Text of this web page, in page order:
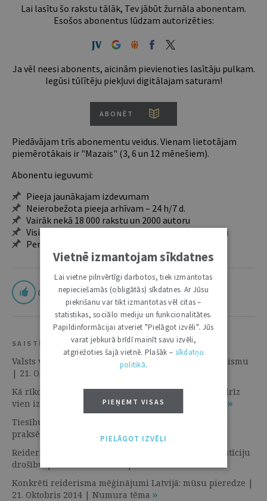
Lai lasītu šo rakstu tālāk, Tev jābūt žurnāla abonentam.
Esošos abonentus lūdzam autorizēties:
Ja vēl neesi abonents, aicinām pievienoties lasītāju pulkam.
Iegūsi tūlītēju piekļuvi digitālajam saturam!
ABONĒT
Piedāvājam trīs abonementu veidus. Vienam lietotājam
piemērotākais ir "Mazais" (3, 6 un 12 mēnešiem).
Abonentu ieguvumi:
Pieeja jaunākajam izdevumam
Neierobežota pieeja arhīvam – 24 h/7 d.
Vairāk nekā 18 000 rakstu un 2000 autoru
Visi tematiskie numuri un ikgadējie grāmatžurnāli
Personalizētās iespējas – piezīmes, citāti, mapes
0
SAISTĪTIE RESURSI
Valsts varas pārstāvji, juristi, uzņēmēji – pret reiderismu
| 21. Oktobris 2014 | Diskusija
Kā rīkoties, kad vienas nocirstas pūķa galvas vietā drīz
vien izaug citas | 21. Oktobris 2014 | Numura tēma
Tiesību normu reakcija uz reiderismu kā problēmu
praksē | 21. Oktobris 2014 | Numura tēma
Reiderisma ietekme uz Latvijas ekonomiku un investīciju
drošību | 21. Oktobris 2014 | Numura tēma
Konkrēti reiderisma mēģinājumi Latvijā: mūsu pieredze |
21. Oktobris 2014 | Numura tēma
Vietnē izmantojam sīkdatnes
Lai vietne pilnvērtīgi darbotos, tiek izmantotas
nepieciešamās (obligātās) sīkdatnes. Ar Jūsu
piekrišanu var tikt izmantotas vēl citas –
statistikas, sociālo mediju un funkcionalitātes.
Papildinformācijai atveriet "Pielāgot izvēli". Jūs
varat jebkurā brīdī mainīt savu izvēli,
atgriežoties šajā vietnē. Plašāk – sīkdatņu
politikā.
PIEŅEMT VISAS
PIELĀGOT IZVĒLI